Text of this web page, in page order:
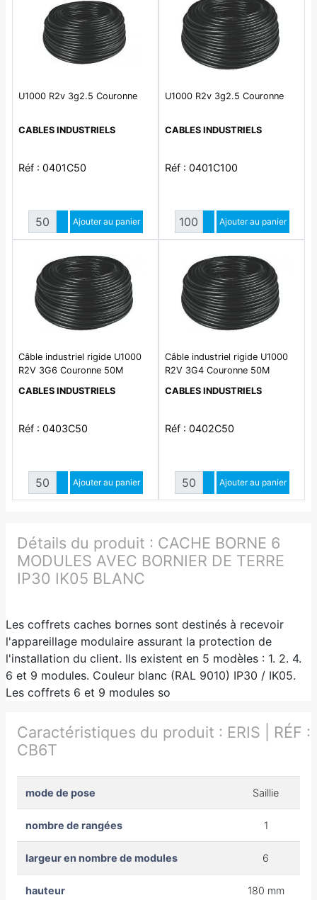
U1000 R2v 3g2.5 Couronne
CABLES INDUSTRIELS
Réf : 0401C50
Quantité
Augmenter quantité
Diminuer quantité
Ajouter au panier
U1000 R2v 3g2.5 Couronne
CABLES INDUSTRIELS
Réf : 0401C100
Quantité
Augmenter quantité
Diminuer quantité
Ajouter au panier
Câble industriel rigide U1000
R2V 3G6 Couronne 50M
CABLES INDUSTRIELS
Réf : 0403C50
Quantité
Augmenter quantité
Diminuer quantité
Ajouter au panier
Câble industriel rigide U1000
R2V 3G4 Couronne 50M
CABLES INDUSTRIELS
Réf : 0402C50
Quantité
Augmenter quantité
Diminuer quantité
Ajouter au panier
Détails du produit : CACHE BORNE 6
MODULES AVEC BORNIER DE TERRE
IP30 IK05 BLANC
Les coffrets caches bornes sont destinés à recevoir
l'appareillage modulaire assurant la protection de
l'installation du client. Ils existent en 5 modèles : 1. 2. 4.
6 et 9 modules. Couleur blanc (RAL 9010) IP30 / IK05.
Les coffrets 6 et 9 modules so
Caractéristiques du produit : ERIS | RÉF :
CB6T
mode de pose Saillie
nombre de rangées 1
largeur en nombre de modules 6
hauteur 180 mm